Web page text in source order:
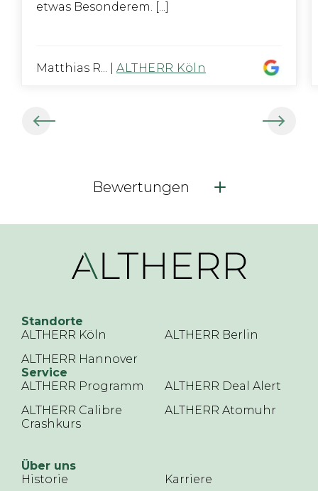
etwas Besonderem. [...]
Matthias R... ALTHERR Köln
Bewertungen
Standorte
ALTHERR Köln
ALTHERR Berlin
ALTHERR Hannover
Service
ALTHERR Programm
ALTHERR Deal Alert
ALTHERR Calibre
Crashkurs
ALTHERR Atomuhr
Über uns
Historie
Karriere